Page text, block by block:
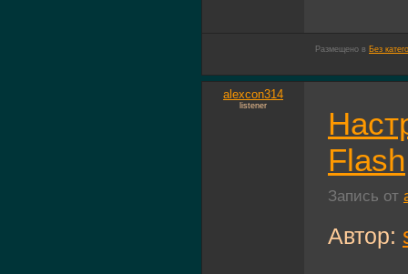
Размещено в Без
alexcon314
listener
Flash
Запись от
Автор: